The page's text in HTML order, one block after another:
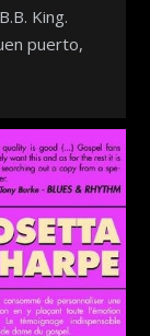
King.
puerto,